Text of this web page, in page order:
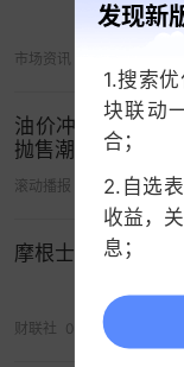
美国市场本周
周二返市后，
纷大幅上升的
后，这需要通
Charles
Jones表示，“
国，全球市场
台连贯政策或
市场资讯
油价冲高推升全
抛售潮
滚动播报 05-18 00:37
摩根士丹利：债市
财联社 05-18 09:22
发现新
1.搜索
块联动
合；
2.自选
收益，
息；
3.中证